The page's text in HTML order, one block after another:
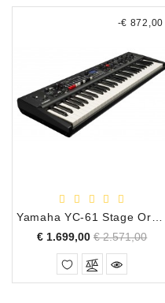
Audio
Apparatuur
Opname
Blaasinstrumenten
Slaginstrumenten
Microfoons
-€ 872,00
Yamaha YC-61 Stage Organ Keyboard, 61 Toetsen
€ 1.699,00 Normale
prijs
€ 2.571,00Prijs